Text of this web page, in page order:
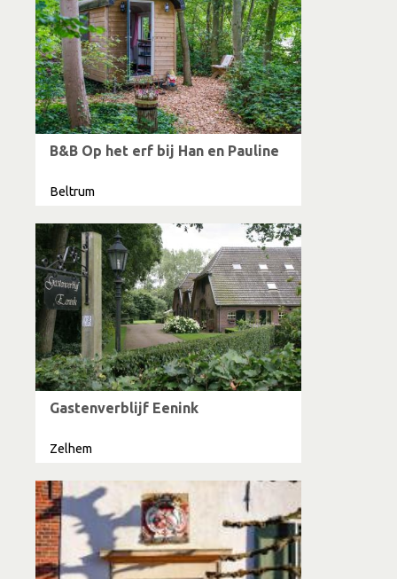
B&B Op het erf bij Han en Pauline
Beltrum
Gastenverblijf Eenink
Zelhem